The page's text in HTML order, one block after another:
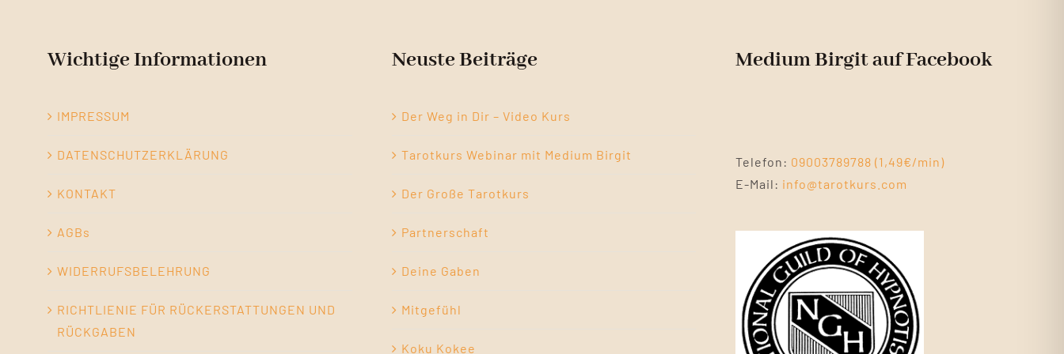
Wichtige Informationen
IMPRESSUM
DATENSCHUTZERKLÄRUNG
KONTAKT
AGBs
WIDERRUFSBELEHRUNG
RICHTLIENIE FÜR RÜCKERSTATTUNGEN UND
RÜCKGABEN
Neuste Beiträge
Der Weg in Dir – Video Kurs
Tarotkurs Webinar mit Medium Birgit
Der Große Tarotkurs
Partnerschaft
Deine Gaben
Mitgefühl
Koku Kokee
Medium Birgit auf Facebook
Telefon: 09003789788 (1,49€/min)
E-Mail: info@tarotkurs.com